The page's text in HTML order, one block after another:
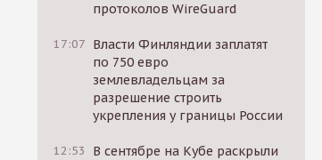
протоколов WireGuard
17:07 Власти Финляндии заплатят
по 750 евро
землевладельцам за
разрешение строить
укрепления у границы России
12:53
В сентябре на Кубе раскрыли